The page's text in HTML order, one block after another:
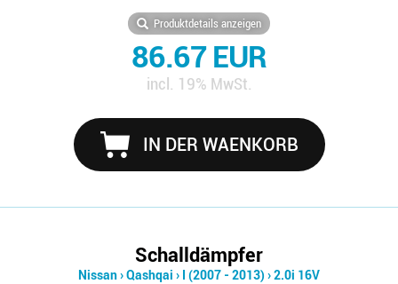
Produktdetails anzeigen
86.67 EUR
incl. 19% MwSt.
IN DER WAENKORB
Schalldämpfer
Nissan›Qashqai › I (2007 - 2013) ›2.0i 16V